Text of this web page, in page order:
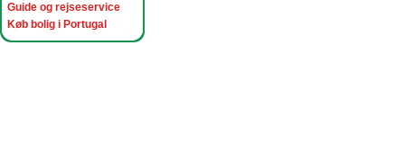
Guide og rejseservice
Køb bolig i Portugal